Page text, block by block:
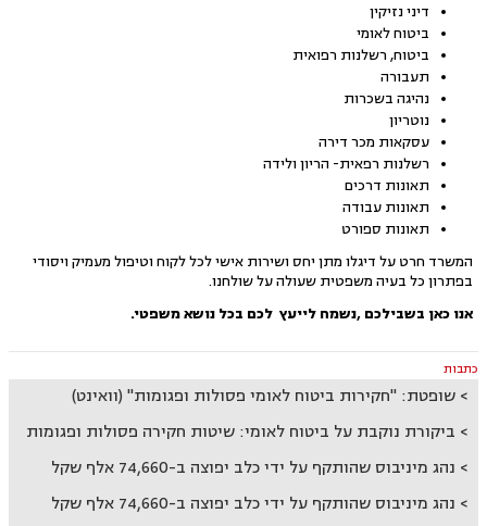
דיני נזיקין
ביטוח לאומי
ביטוח, רשלנות רפואית
תעבורה
נהיגה בשכרות
נוטריון
עסקאות מכר דירה
רשלנות רפאית- הריון ולידה
תאונות דרכים
תאונות עבודה
תאונות ספורט
המשרד חרט על דיגלו מתן יחס ושירות אישי לכל לקוח וטיפול מעמיק ויסודי
בפתרון כל בעיה משפטית שעולה על שולחנו.
אנו כאן בשבילכם ,נשמח לייעץ לכם בכל נושא משפטי.
כתבות
שופטת: "חקירות ביטוח לאומי פסולות ופגומות" (וואינט)
ביקורת נוקבת על ביטוח לאומי: שיטות חקירה פסולות ופגומות
נהג מיניבוס שהותקף על ידי כלב יפוצה ב-74,660 אלף שקל
נהג מיניבוס שהותקף על ידי כלב יפוצה ב-74,660 אלף שקל